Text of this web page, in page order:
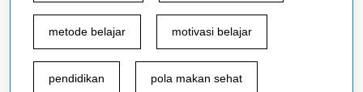
metode belajar motivasi belajar
pendidikan pola makan sehat